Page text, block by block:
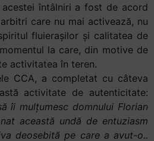
întâlniri a fost de acord
care nu mai activează, nu
fluierașilor și calitatea de
la care, din motive de
activitatea în teren.
CCA, a completat cu câteva
activitate de autenticitate:
îi mulțumesc domnului Florian
această undă de entuziasm
deosebită pe care a avut-o..